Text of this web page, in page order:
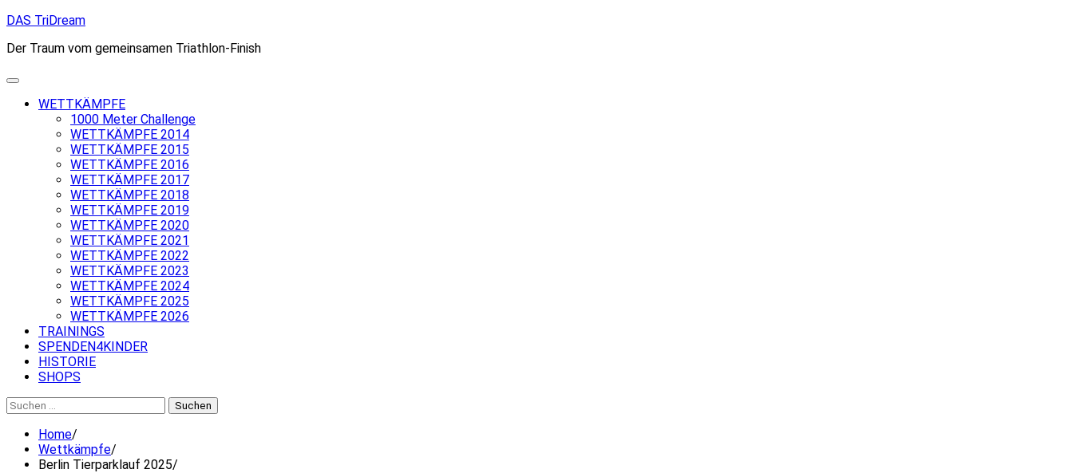
Skip
content
DAS TriDream
Der Traum vom gemeinsamen Triathlon-Finish
WETTKÄMPFE
1000 Meter Challenge
WETTKÄMPFE 2014
WETTKÄMPFE 2015
WETTKÄMPFE 2016
WETTKÄMPFE 2017
WETTKÄMPFE 2018
WETTKÄMPFE 2019
WETTKÄMPFE 2020
WETTKÄMPFE 2021
WETTKÄMPFE 2022
WETTKÄMPFE 2023
WETTKÄMPFE 2024
WETTKÄMPFE 2025
WETTKÄMPFE 2026
TRAININGS
SPENDEN4KINDER
HISTORIE
SHOPS
Suchen
nach:
Home
Wettkämpfe
Berlin Tierparklauf 2025